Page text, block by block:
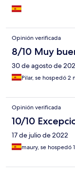
Opinión verificada
8/10 Muy
30 de agosto de
Pilar, se hospedó 2
Opinión verificada
10/10
17 de julio de 2022
maury, se hospedó